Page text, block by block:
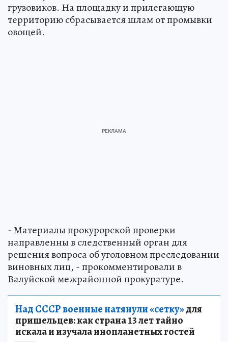
грузовиков. На площадку и прилегающую
территорию сбрасывается шлам от промывки
овощей.
- Материалы прокурорской проверки
направленны в следственный орган для
решения вопроса об уголовном преследовании
виновных лиц, - прокомментировали в
Валуйской межрайонной прокуратуре.
Над СССР военные натянули «сетку»для
пришельцев: как страна 13 лет тайно
искала и изучала инопланетных гостей